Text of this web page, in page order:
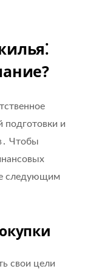
подготовки и
Чтобы
следующим
свои цели